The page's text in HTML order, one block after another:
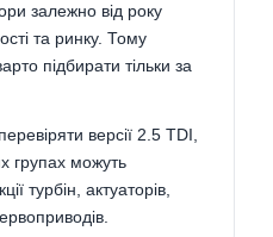
залежно від року
та ринку. Тому
підбирати тільки за
версії 2.5 TDI,
групах можуть
турбін, актуаторів,